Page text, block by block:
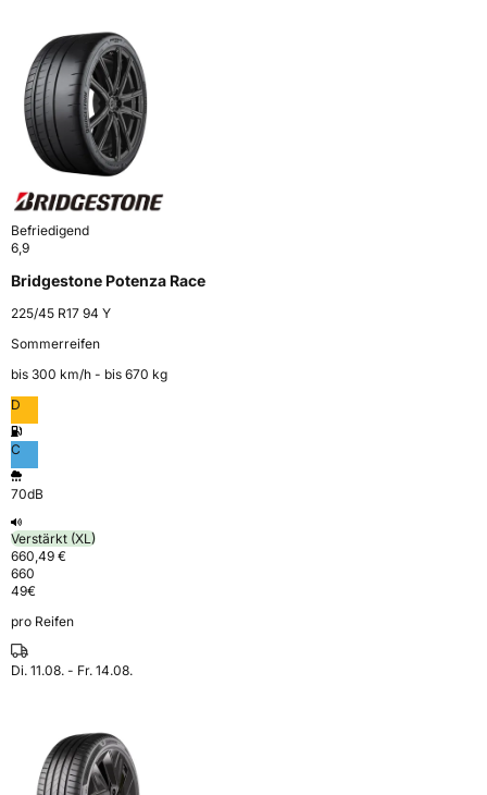
Befriedigend
6,9
Bridgestone Potenza Race
225/45 R17 94 Y
Sommerreifen
bis 300 km⁠/⁠h - bis 670 kg
D
C
70dB
Verstärkt (XL)
660,49 €
660
49€
pro Reifen
Di. 11.08. - Fr. 14.08.